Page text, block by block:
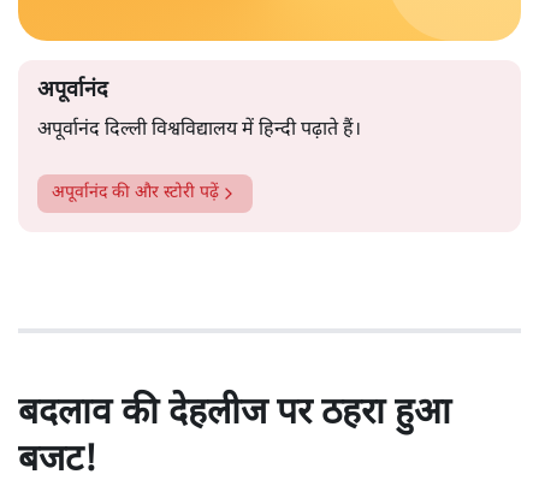
अपूर्वानंद
अपूर्वानंद दिल्ली विश्वविद्यालय में हिन्दी पढ़ाते हैं।
अपूर्वानंदकी और स्टोरी पढ़ें
बदलाव की देहलीज पर ठहरा हुआ
बजट!